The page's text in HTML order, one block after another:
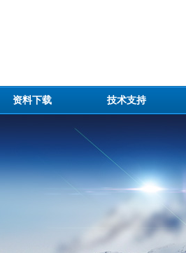
资料下载 技术支持